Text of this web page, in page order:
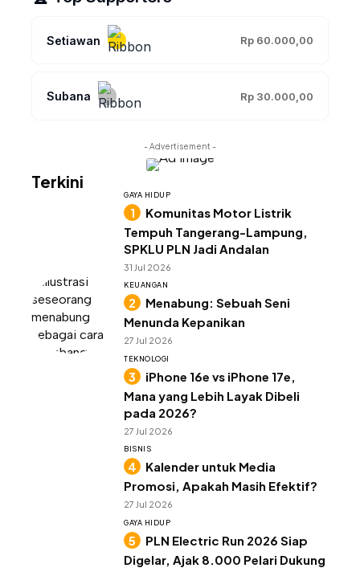
Setiawan Rp 60.000,00
Subana Rp 30.000,00
- Advertisement -
Terkini
GAYA HIDUP
Komunitas Motor Listrik
Tempuh Tangerang-Lampung,
SPKLU PLN Jadi Andalan
31 Jul 2026
KEUANGAN
Menabung: Sebuah Seni
Menunda Kepanikan
27 Jul 2026
TEKNOLOGI
iPhone 16e vs iPhone 17e,
Mana yang Lebih Layak Dibeli
pada 2026?
27 Jul 2026
BISNIS
Kalender untuk Media
Promosi, Apakah Masih Efektif?
27 Jul 2026
GAYA HIDUP
PLN Electric Run 2026 Siap
Digelar, Ajak 8.000 Pelari Dukung